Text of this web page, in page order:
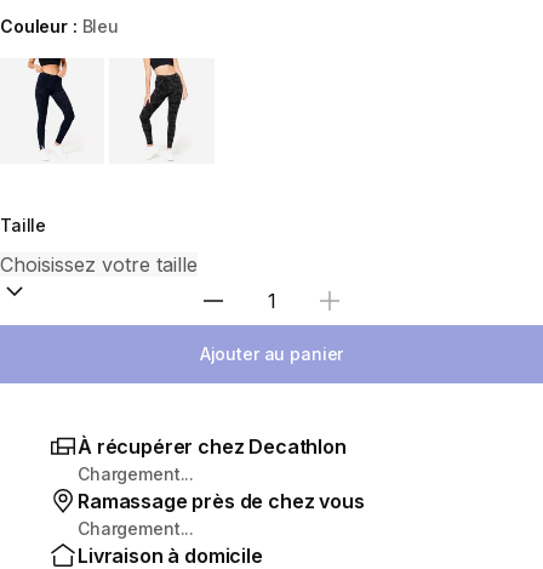
Couleur : Bleu
Choose a variant
Taille
Sélectionnez la quantité
Ajouter au panier
À récupérer chez Decathlon
Chargement...
Ramassage près de chez vous
Chargement...
Livraison à domicile